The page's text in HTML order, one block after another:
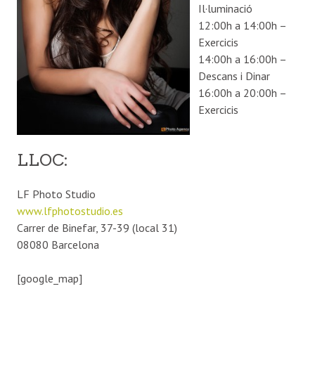
Il·luminació
12:00h a 14:00h –
Exercicis
14:00h a 16:00h –
Descans i Dinar
16:00h a 20:00h –
Exercicis
LLOC:
LF Photo Studio
www.lfphotostudio.es
Carrer de Binefar, 37-39 (local 31)
08080 Barcelona
[google_map]